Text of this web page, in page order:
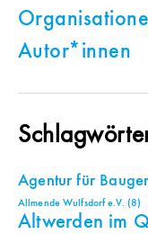
Autor*innen
Agentur für
Allmende Wulfsdorf e.V. (8)
Altwerden im